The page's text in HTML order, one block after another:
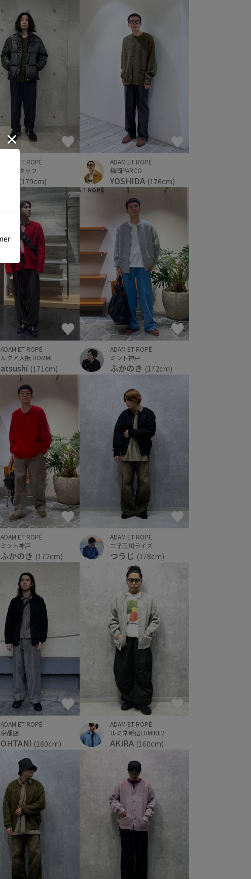
ADAM ET ROPÉ
本部スタッフ
(179cm)
ADAM ET ROPÉ
福岡PARCO
YOSHIDA (176cm)
ADAM ET ROPÉ
ルクア大阪 HOMME
atsushi (171cm)
ADAM ET ROPÉ
ミント神戸
ふかのき (172cm)
ADAM ET ROPÉ
ミント神戸
ふかのき (172cm)
ADAM ET ROPÉ
二子玉川ライズ
つうじ (178cm)
ADAM ET ROPÉ
京都店
OHTANI (180cm)
ADAM ET ROPÉ
ルミネ新宿LUMINE2
AKIRA (160cm)